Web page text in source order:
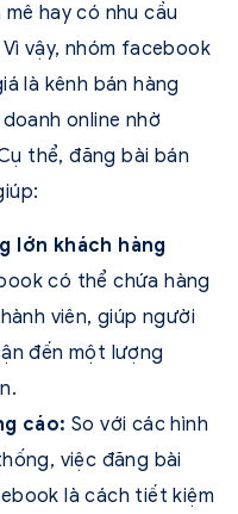
hay có nhu cầu
vậy, nhóm facebook
là kênh bán hàng
online nhờ
thể, đăng bài bán
lớn khách hàng
có thể chứa hàng
viên, giúp người
đến một lượng
cáo: So với các hình
việc đăng bài
là cách tiết kiệm